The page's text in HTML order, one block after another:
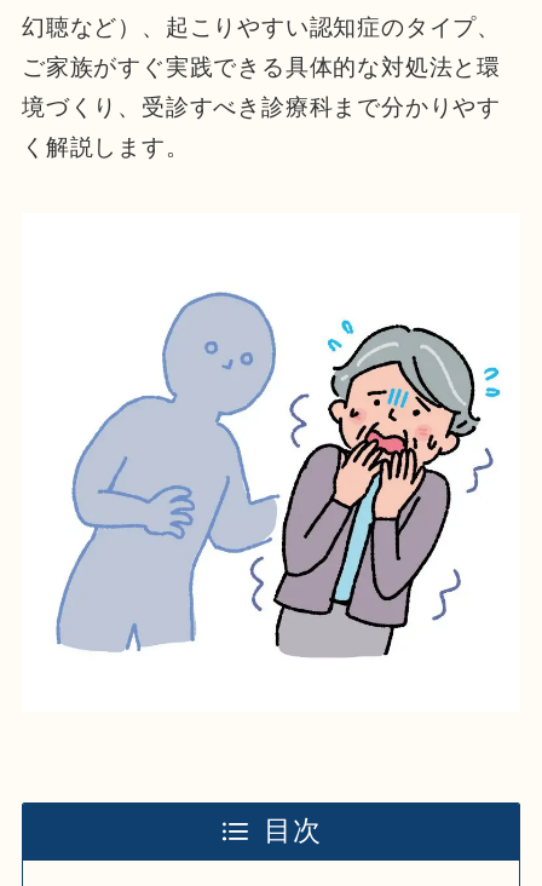
幻聴など）、起こりやすい認知症のタイプ、
ご家族がすぐ実践できる具体的な対処法と環
境づくり、受診すべき診療科まで分かりやす
く解説します。
目次